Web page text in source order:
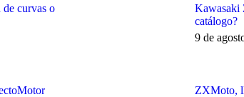
curvas o
Kawasaki
catálogo?
9 de
ZXMoto,